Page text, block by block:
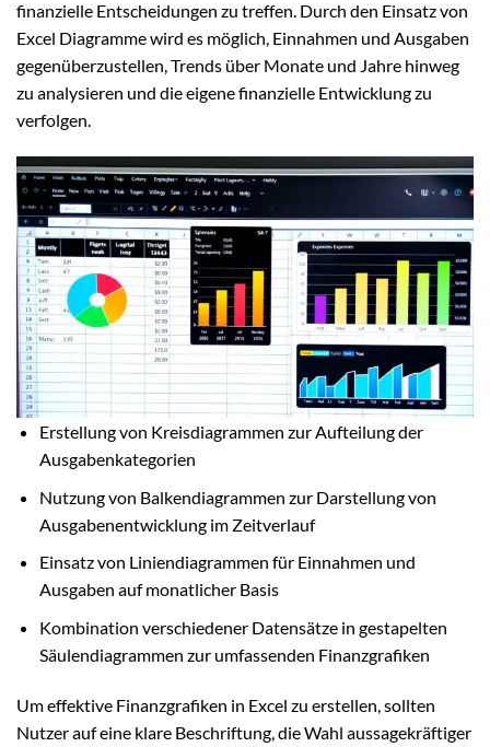
finanzielle Entscheidungen zu treffen. Durch den Einsatz von
Excel Diagramme wird es möglich, Einnahmen und Ausgaben
gegenüberzustellen, Trends über Monate und Jahre hinweg
zu analysieren und die eigene finanzielle Entwicklung zu
verfolgen.
Erstellung von Kreisdiagrammen zur Aufteilung der
Ausgabenkategorien
Nutzung von Balkendiagrammen zur Darstellung von
Ausgabenentwicklung im Zeitverlauf
Einsatz von Liniendiagrammen für Einnahmen und
Ausgaben auf monatlicher Basis
Kombination verschiedener Datensätze in gestapelten
Säulendiagrammen zur umfassenden Finanzgrafiken
Um effektive Finanzgrafiken in Excel zu erstellen, sollten
Nutzer auf eine klare Beschriftung, die Wahl aussagekräftiger